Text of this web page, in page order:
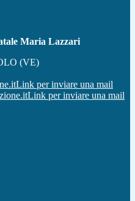
Maria Lazzari
(VE)
Link per inviare una mail
Link per inviare una mail